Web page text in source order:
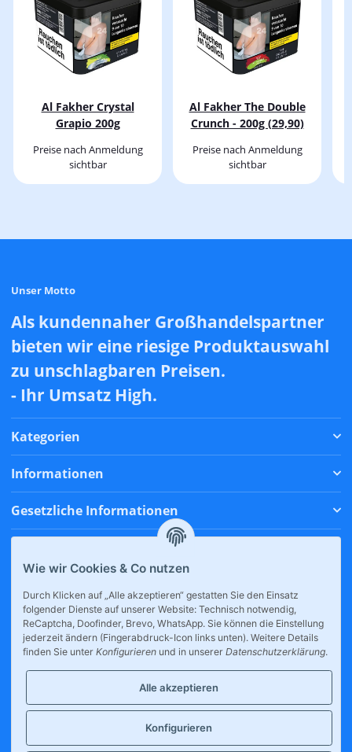
Al Fakher Crystal
Grapio 200g
Preise nach Anmeldung
sichtbar
Al Fakher The Double
Crunch - 200g (29,90)
Preise nach Anmeldung
sichtbar
Unser Motto
Als kundennaher Großhandelspartner
bieten wir eine riesige Produktauswahl
zu unschlagbaren Preisen.
- Ihr Umsatz High.
Kategorien
Informationen
Gesetzliche Informationen
* Alle Preise inkl. gesetzlicher USt., zzgl.Versand
Großhandel für E-Zigaretten, internationale Snacks & Drinks.
Wie wir Cookies & Co nutzen
Durch Klicken auf „Alle akzeptieren“ gestatten Sie den Einsatz
folgender Dienste auf unserer Website: Technisch notwendig,
ReCaptcha, Doofinder, Brevo, WhatsApp. Sie können die Einstellung
jederzeit ändern (Fingerabdruck-Icon links unten). Weitere Details
finden Sie unter Konfigurieren und in unserer Datenschutzerklärung.
Alle akzeptieren
Konfigurieren